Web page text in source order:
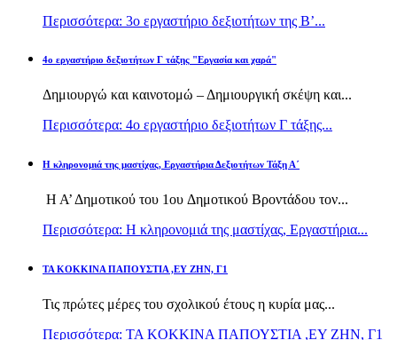
Περισσότερα: 3ο εργαστήριο δεξιοτήτων της Β’...
4ο εργαστήριο δεξιοτήτων Γ τάξης "Εργασία και χαρά"
Δημιουργώ και καινοτομώ – Δημιουργική σκέψη και...
Περισσότερα: 4ο εργαστήριο δεξιοτήτων Γ τάξης...
H κληρονομιά της μαστίχας, Εργαστήρια Δεξιοτήτων Τάξη Α΄
Η Α’ Δημοτικού του 1ου Δημοτικού Βροντάδου τον...
Περισσότερα: H κληρονομιά της μαστίχας, Εργαστήρια...
TA KOKKINA ΠΑΠΟΥΣΤΙΑ ,ΕΥ ΖΗΝ, Γ1
Τις πρώτες μέρες του σχολικού έτους η κυρία μας...
Περισσότερα: TA KOKKINA ΠΑΠΟΥΣΤΙΑ ,ΕΥ ΖΗΝ, Γ1